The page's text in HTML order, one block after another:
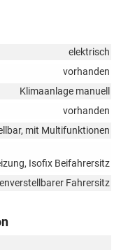
elektrisch
vorhanden
Klimaanlage manuell
vorhanden
mit Multifunktionen
Isofix Beifahrersitz
Fahrersitz